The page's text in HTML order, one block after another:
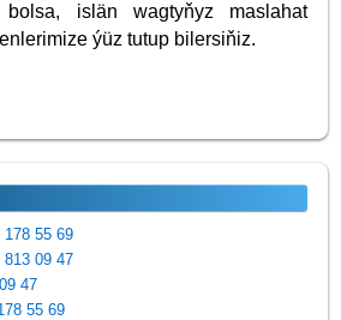
bolsa, islän wagtyňyz maslahat
ýüz tutup bilersiňiz.
178 55 69
813 09 47
47
55 69